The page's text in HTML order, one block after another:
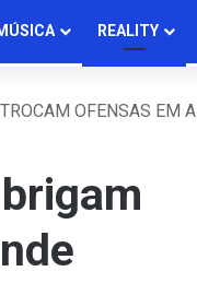
REALITY
OFENSAS EM A